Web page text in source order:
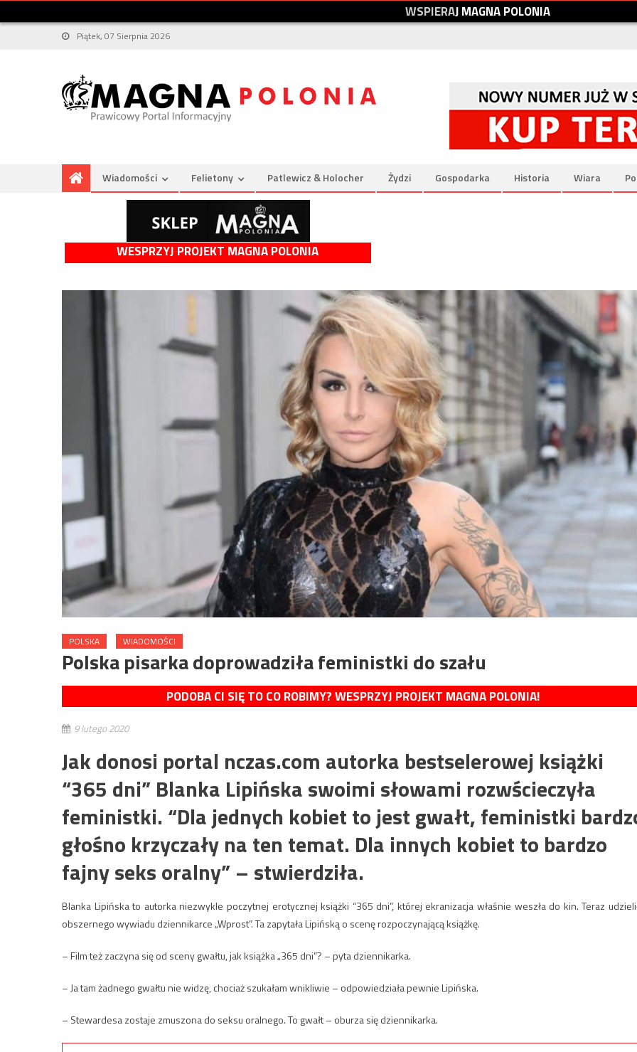
WSPIERAJMAGNAPOLONIA
Piątek, 07 Sierpnia 2026
Wiadomości Felietony Patlewicz & Holocher Żydzi Gospodarka Historia Wiara
WESPRZYJ PROJEKT MAGNA POLONIA
POLSKA WIADOMOŚCI
Polska pisarka doprowadziła feministki do szału
PODOBA CI SIĘ TO CO ROBIMY? WESPRZYJ PROJEKT MAGNA POLONIA!
9 lutego 2020
Jak donosi portal nczas.com autorka bestselerowej książki
“365 dni” Blanka Lipińska swoimi słowami rozwścieczyła
feministki. “Dla jednych kobiet to jest gwałt, feministki
głośno krzyczały na ten temat. Dla innych kobiet to bardzo
fajny seks oralny” – stwierdziła.
Blanka Lipińska to autorka niezwykle poczytnej erotycznej książki “365 dni”, której ekranizacja właśnie weszła do kin. Teraz
obszernego wywiadu dziennikarce „Wprost”. Ta zapytała Lipińską o scenę rozpoczynającą książkę.
– Film też zaczyna się od sceny gwałtu, jak książka „365 dni”? – pyta dziennikarka.
– Ja tam żadnego gwałtu nie widzę, chociaż szukałam wnikliwie – odpowiedziała pewnie Lipińska.
– Stewardesa zostaje zmuszona do seksu oralnego. To gwałt – oburza się dziennikarka.